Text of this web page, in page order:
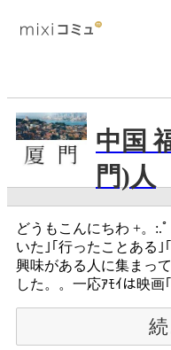
中国
門)人
どうもこんにちわ +。:.
いた｣｢行ったことある
興味がある人に集まっ
した。。一応ｱﾓｲは映